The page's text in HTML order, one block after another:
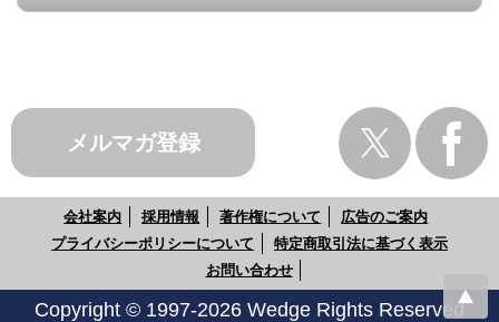
メルマガ登録
会社案内 採用情報 著作権について
広告のご案内
プライバシーポリシーについて
特定商取引法に基づく表示
お問い合わせ
Copyright © 1997-2026 Wedge Rights Reserved